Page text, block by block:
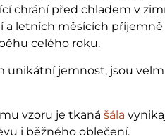
chrání před chladem v
letních měsících příjemně
celého roku.
unikátní jemnost, jsou
vzoru je tkanášála
i běžného oblečení.